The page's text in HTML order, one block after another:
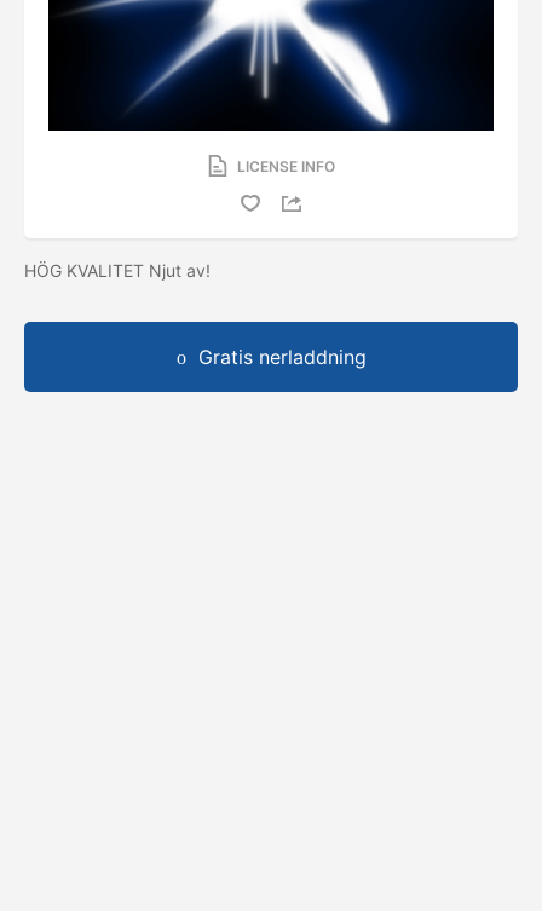
LICENSE INFO
HÖG KVALITET Njut av!
Gratis nerladdning